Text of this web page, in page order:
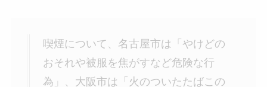
喫煙について、名古屋市は「やけどの
おそれや被服を焦がすなど危険な行
為」、大阪市は「火のついたたばこの